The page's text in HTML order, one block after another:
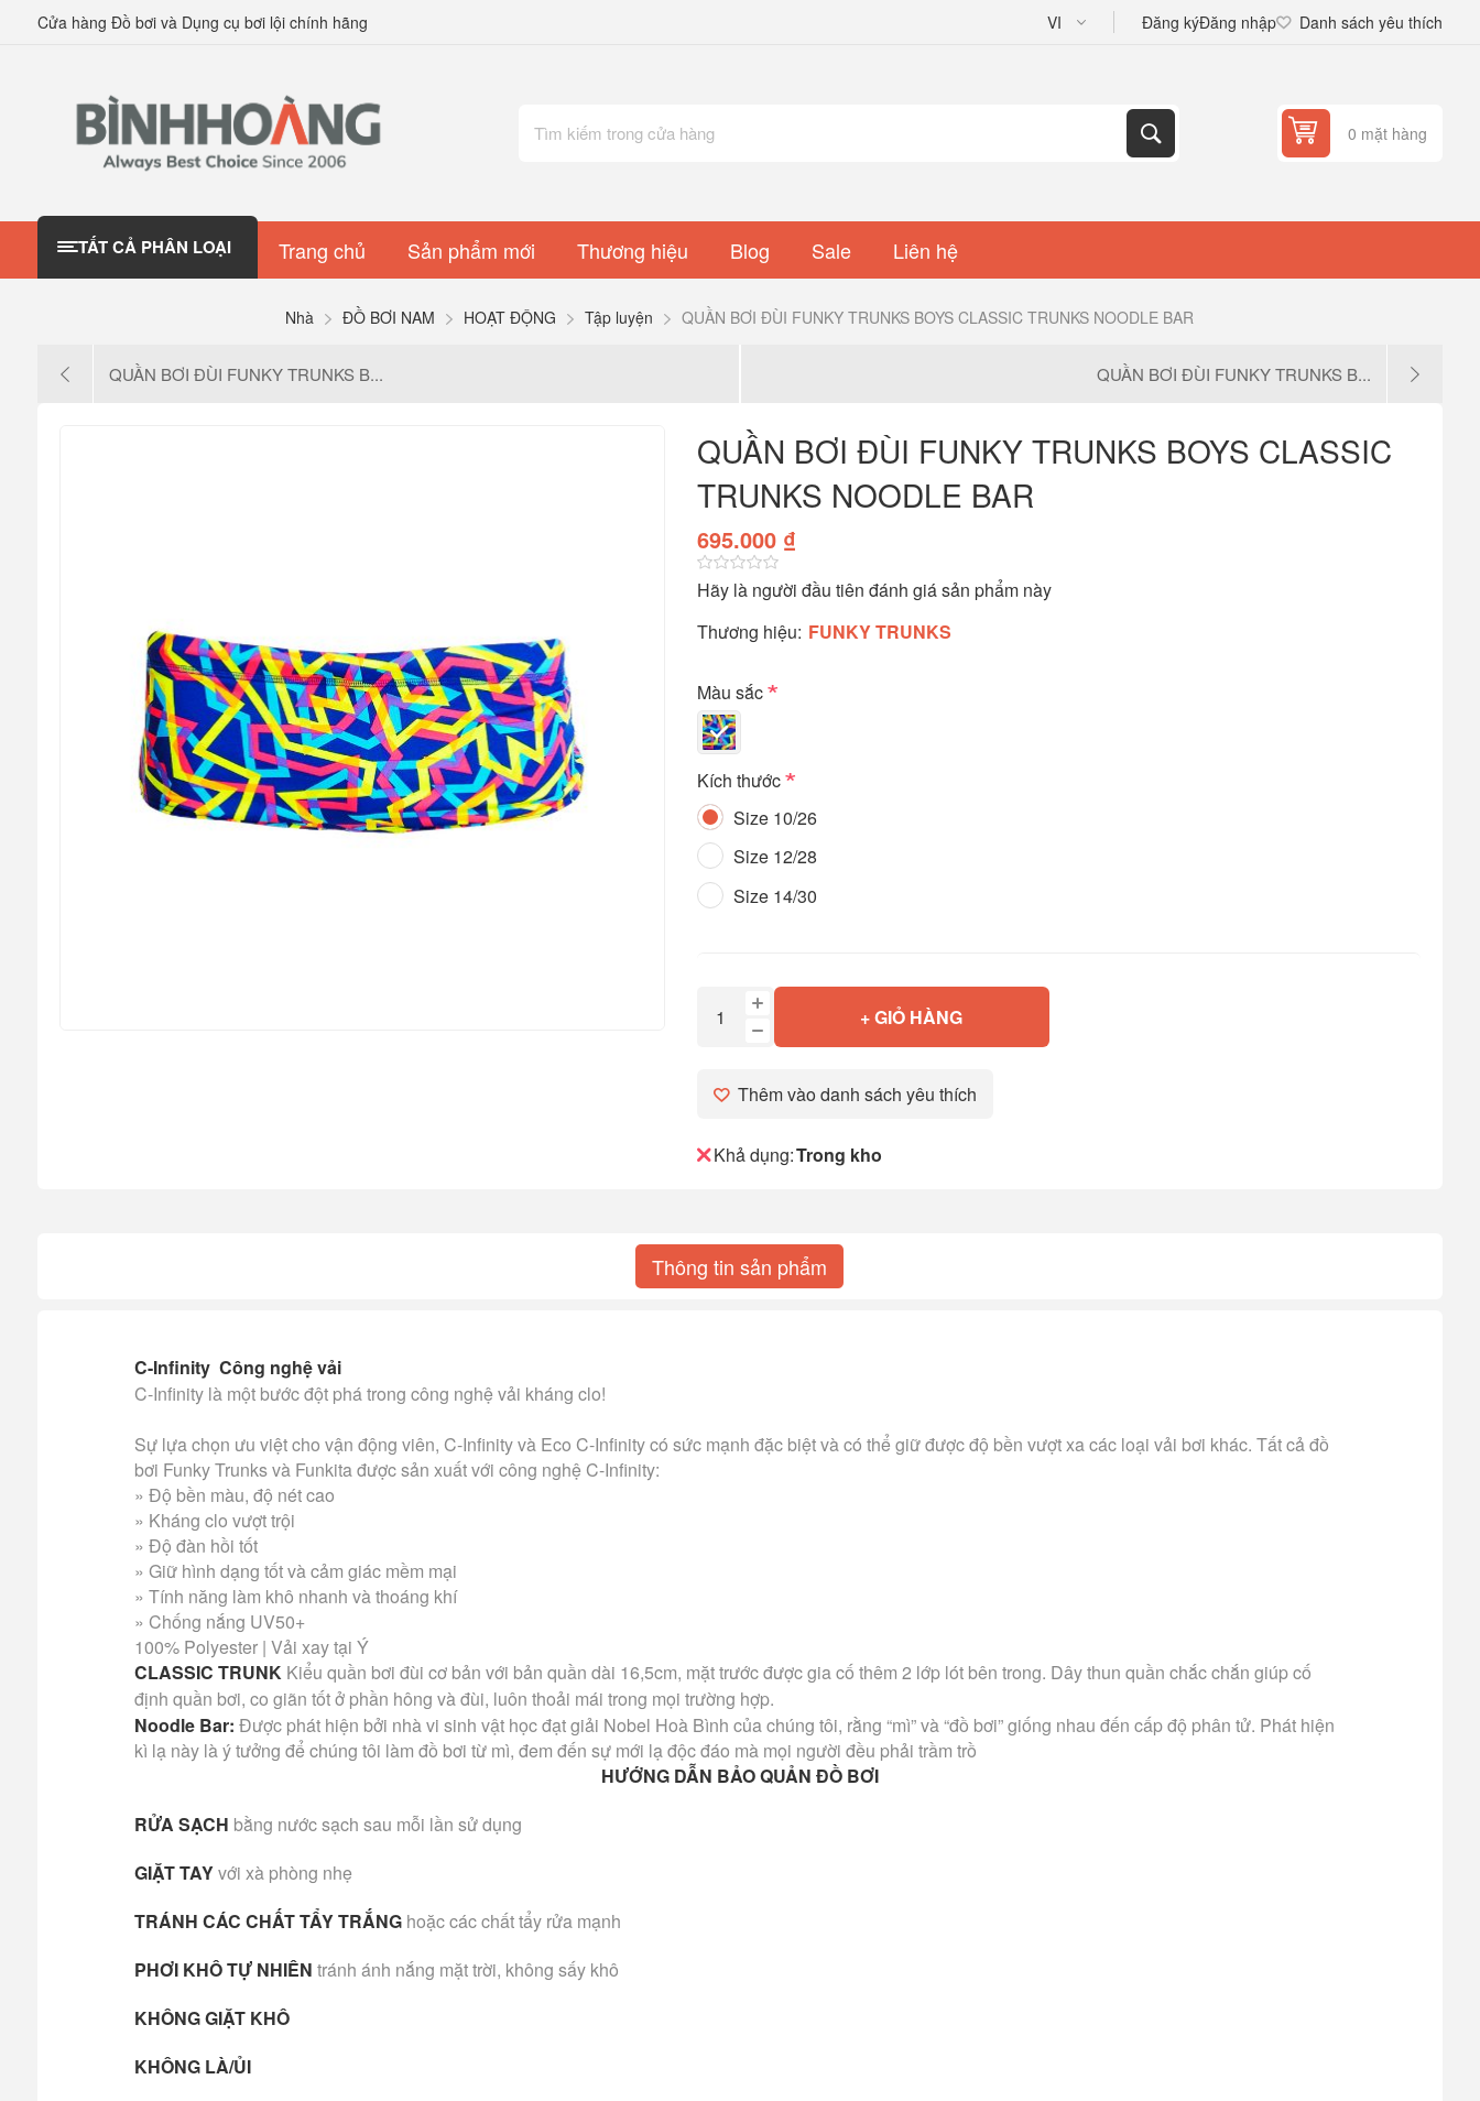
Cửa hàng Đồ bơi và Dụng cụ bơi lội chính hãng Đăng kýĐăng nhập Danh sách yêu thích
0 mặt hàng
TẤT CẢ PHÂN LOẠI Trang chủ Sản phẩm mới Thương hiệu Blog Sale Liên hệ
Nhà ĐỒ BƠI NAM HOẠT ĐỘNG Tập luyện QUẦN BƠI ĐÙI FUNKY TRUNKS BOYS CLASSIC TRUNKS NOODLE BAR
QUẦN BƠI ĐÙI FUNKY TRUNKS B... QUẦN BƠI ĐÙI FUNKY TRUNKS B...
QUẦN BƠI ĐÙI FUNKY TRUNKS BOYS CLASSIC
TRUNKS NOODLE BAR
695.000 ₫
Hãy là người đầu tiên đánh giá sản phẩm này
Thương hiệu: FUNKY TRUNKS
Màu sắc*
Kích thước*
Size 10/26
Size 12/28
Size 14/30
+ GIỎ HÀNG
Thêm vào danh sách yêu thích
Khả dụng:Trong kho
Thông tin sản phẩm
C-Infinity Công nghệ vải
C-Infinity là một bước đột phá trong công nghệ vải kháng clo!
Sự lựa chọn ưu việt cho vận động viên, C-Infinity và Eco C-Infinity có sức mạnh đặc biệt và có thể giữ được độ bền vượt xa các loại vải bơi khác. Tất cả đồ
bơi Funky Trunks và Funkita được sản xuất với công nghệ C-Infinity:
» Độ bền màu, độ nét cao
» Kháng clo vượt trội
» Độ đàn hồi tốt
» Giữ hình dạng tốt và cảm giác mềm mại
» Tính năng làm khô nhanh và thoáng khí
» Chống nắng UV50+
100% Polyester | Vải xay tại Ý
CLASSIC TRUNK Kiểu quần bơi đùi cơ bản với bản quần dài 16,5cm, mặt trước được gia cố thêm 2 lớp lót bên trong. Dây thun quần chắc chắn giúp cố
định quần bơi, co giãn tốt ở phần hông và đùi, luôn thoải mái trong mọi trường hợp.
Noodle Bar: Được phát hiện bởi nhà vi sinh vật học đạt giải Nobel Hoà Bình của chúng tôi, rằng “mì” và “đồ bơi” giống nhau đến cấp độ phân tử. Phát hiện
kì lạ này là ý tưởng để chúng tôi làm đồ bơi từ mì, đem đến sự mới lạ độc đáo mà mọi người đều phải trầm trồ
HƯỚNG DẪN BẢO QUẢN ĐỒ BƠI
RỬA SẠCH bằng nước sạch sau mỗi lần sử dụng
GIẶT TAYvới xà phòng nhẹ
TRÁNH CÁC CHẤT TẨY TRẮNGhoặc các chất tẩy rửa mạnh
PHƠI KHÔ TỰ NHIÊN tránh ánh nắng mặt trời, không sấy khô
KHÔNG GIẶT KHÔ
KHÔNG LÀ/ỦI